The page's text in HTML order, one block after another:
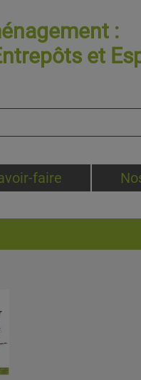
:
et
faire